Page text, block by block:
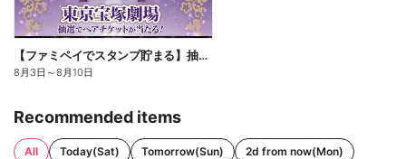
【ファミペイでスタンプ貯まる】抽選でペアチケットが当たる!
8月3日 ～8月10日
Recommended items
All Today(Sat) Tomorrow(Sun) 2d from now(Mon)